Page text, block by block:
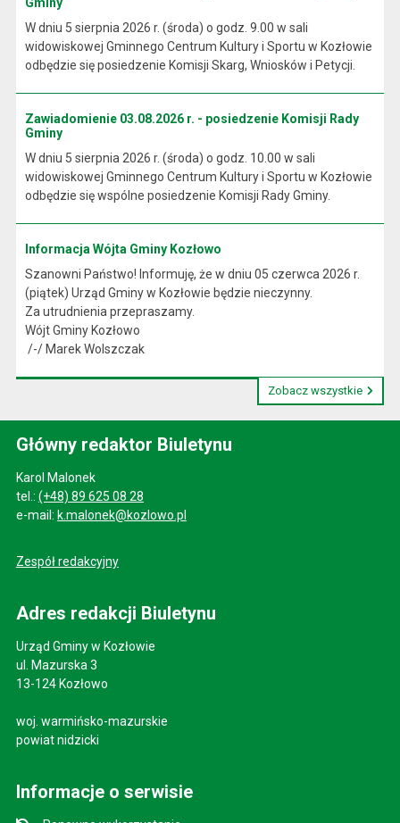
W dniu 5 sierpnia 2026 r. (środa) o godz. 9.00 w sali
widowiskowej Gminnego Centrum Kultury i Sportu w Kozłowie
odbędzie się posiedzenie Komisji Skarg, Wniosków i Petycji.
Zawiadomienie 03.08.2026 r. - posiedzenie Komisji Rady
Gminy
W dniu 5 sierpnia 2026 r. (środa) o godz. 10.00 w sali
widowiskowej Gminnego Centrum Kultury i Sportu w Kozłowie
odbędzie się wspólne posiedzenie Komisji Rady Gminy.
Informacja Wójta Gminy Kozłowo
Szanowni Państwo! Informuję, że w dniu 05 czerwca 2026 r.
(piątek) Urząd Gminy w Kozłowie będzie nieczynny.
Za utrudnienia przepraszamy.
Wójt Gminy Kozłowo
/-/ Marek Wolszczak
Zobacz wszystkie
Główny redaktor Biuletynu
Karol Malonek
tel.: (+48) 89 625 08 28
e-mail: k.malonek@kozlowo.pl
Zespół redakcyjny
Adres redakcji Biuletynu
Urząd Gminy w Kozłowie
ul. Mazurska 3
13-124 Kozłowo
woj. warmińsko-mazurskie
powiat nidzicki
Informacje o serwisie